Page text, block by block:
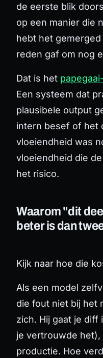
de eerste blik
op een manier die
hebt het
reden gaf om nog
Dat is het
Een systeem dat
plausibele output
intern besef of het
vloeiendheid was
vloeiendheid die
het risico.
Waarom "dit
beter is dan
Kijk naar hoe die
Als een model
die fout niet bij het
zich. Hij gaat je
je vertrouwde het),
productie. Hoe